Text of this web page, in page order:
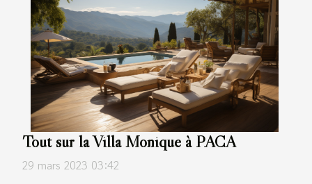
Tout sur la Villa Monique à PACA
29 mars 2023 03:42